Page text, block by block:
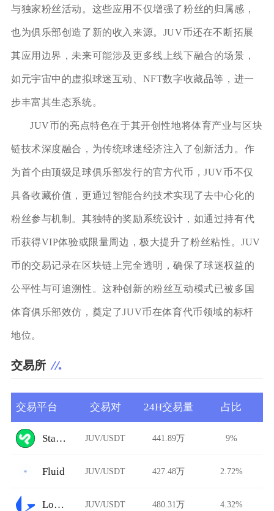
与独家粉丝活动。这些应用不仅增强了粉丝的归属感，
也为俱乐部创造了新的收入来源。JUV币还在不断拓展
其应用边界，未来可能涉及更多线上线下融合的场景，
如元宇宙中的虚拟球迷互动、NFT数字收藏品等，进一
步丰富其生态系统。
JUV币的亮点特色在于其开创性地将体育产业与区块
链技术深度融合，为传统球迷经济注入了创新活力。作
为首个由顶级足球俱乐部发行的官方代币，JUV币不仅
具备收藏价值，更通过智能合约技术实现了去中心化的
粉丝参与机制。其独特的奖励系统设计，如通过持有代
币获得VIP体验或限量周边，极大提升了粉丝粘性。JUV
币的交易记录在区块链上完全透明，确保了球迷权益的
公平性与可追溯性。这种创新的粉丝互动模式已被多国
体育俱乐部效仿，奠定了JUV币在体育代币领域的标杆
地位。
交易所
交易平台 交易对 24H交易量 占比
StarkDefi JUV/USDT 441.89万 9%
Fluid JUV/USDT 427.48万 2.72%
Loopring JUV/USDT 480.31万 4.32%